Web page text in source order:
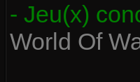
- Jeu(x)
World Of